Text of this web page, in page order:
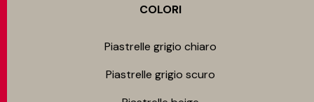
COLORI
Piastrelle grigio chiaro
Piastrelle grigio scuro